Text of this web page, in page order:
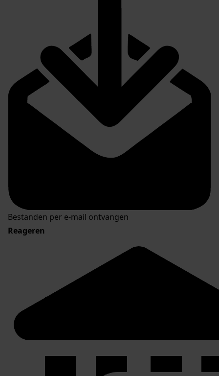
Bestanden per e-mail ontvangen
Reageren